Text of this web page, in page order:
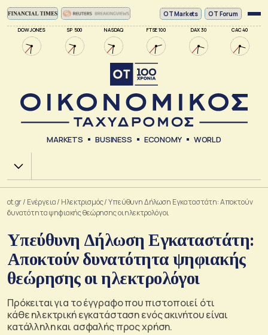
DOW JONES SP 500 NASDAQ FTSE 100 DAX 30 CAC 40
ΟΤ Markets OT Forum
MARKETS BUSINESS ECONOMY WORLD
Χ.Α.
ot.gr/ Ενέργεια/ Ηλεκτρισμός/Υπεύθυνη Δήλωση Εγκαταστάτη: Αποκτούν
δυνατότητα ψηφιακής θεώρησης οι ηλεκτρολόγοι
Υπεύθυνη Δήλωση Εγκαταστάτη:
Αποκτούν δυνατότητα ψηφιακής
θεώρησης οι ηλεκτρολόγοι
Πρόκειται για το έγγραφο που πιστοποιεί ότι
κάθε ηλεκτρική εγκατάσταση ενός ακινήτου είναι
κατάλληλη και ασφαλής προς χρήση.